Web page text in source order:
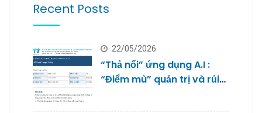
Recent Posts
22/05/2026
“Thả nổi” ứng dụng A.I :
“Điểm mù” quản trị và rủi